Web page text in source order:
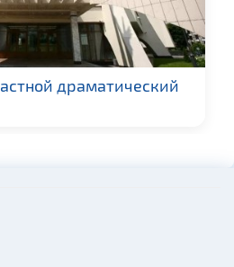
драматический